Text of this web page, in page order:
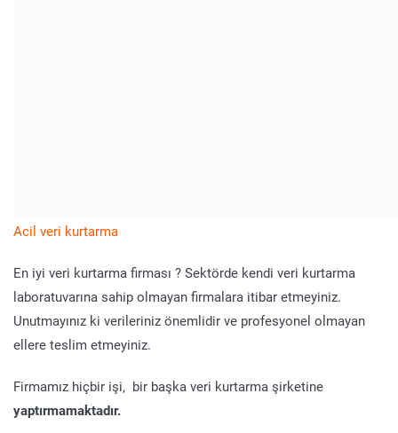
Acil veri kurtarma
En iyi veri kurtarma firması ? Sektörde kendi veri kurtarma
laboratuvarına sahip olmayan firmalara itibar etmeyiniz.
Unutmayınız ki verileriniz önemlidir ve profesyonel olmayan
ellere teslim etmeyiniz.
Firmamız hiçbir işi, bir başka veri kurtarma şirketine
yaptırmamaktadır.